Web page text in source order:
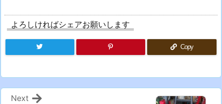
よろしければシェアお願いします
Copy
Next